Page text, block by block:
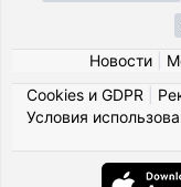
Новости|
Cookies и GDPR
Условия